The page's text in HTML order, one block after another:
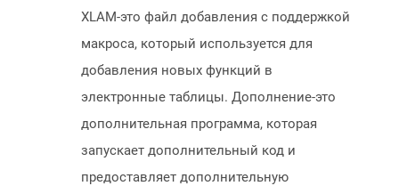
XLAM-это файл добавления с поддержкой
макроса, который используется для
добавления новых функций в
электронные таблицы. Дополнение-это
дополнительная программа, которая
запускает дополнительный код и
предоставляет дополнительную